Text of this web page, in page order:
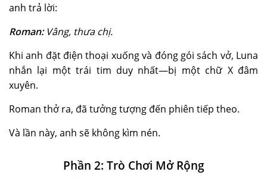
anh trả lời:
Roman:Vâng, thưa chị.
Khi anh đặt điện thoại xuống và đóng gói sách vở, Luna
nhắn lại một trái tim duy nhất—bị một chữ X đâm
xuyên.
Roman thở ra, đã tưởng tượng đến phiên tiếp theo.
Và lần này, anh sẽ không kìm nén.
Phần 2: Trò Chơi Mở Rộng